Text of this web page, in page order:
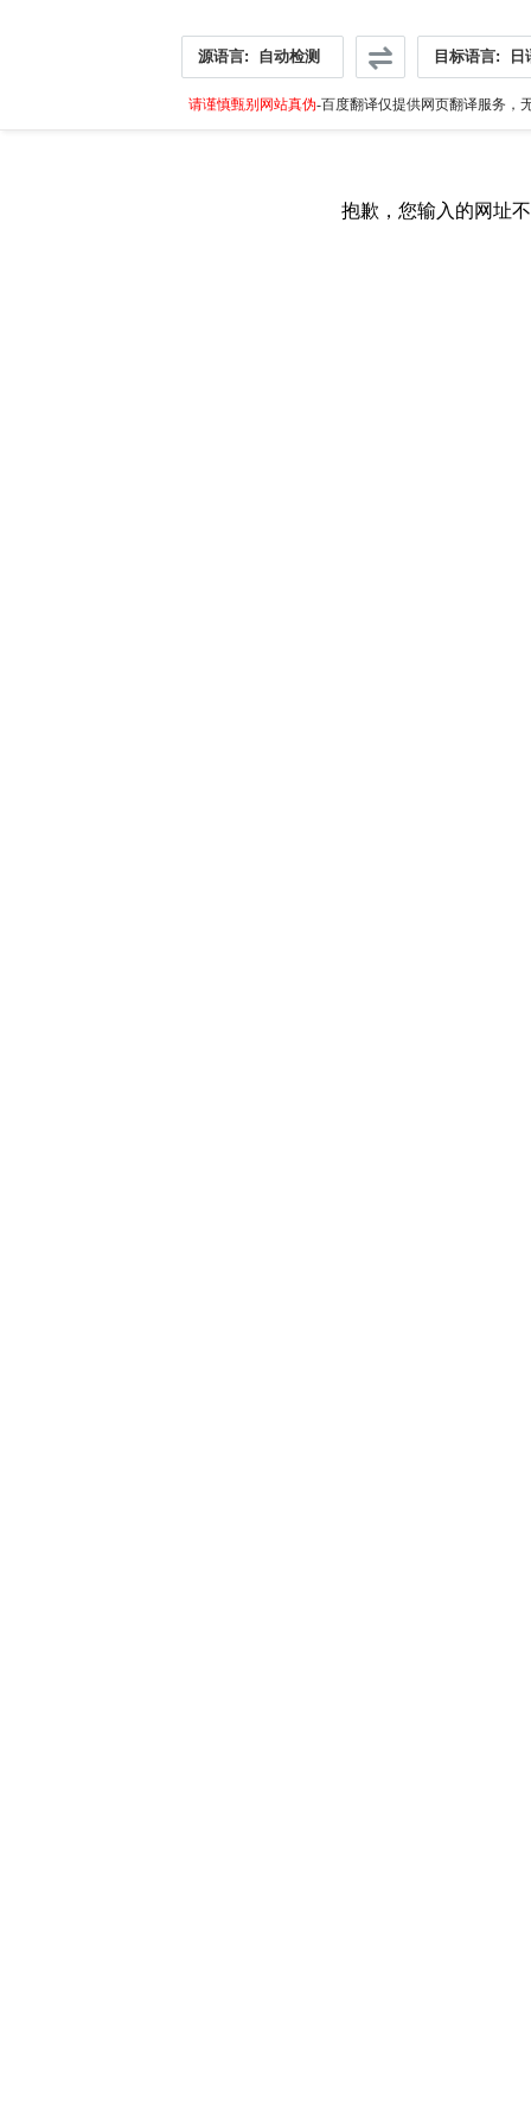
源语言: 自动检测 目标语言: 日
请谨慎甄别网站真伪-百度翻译仅提供网页翻译服务，